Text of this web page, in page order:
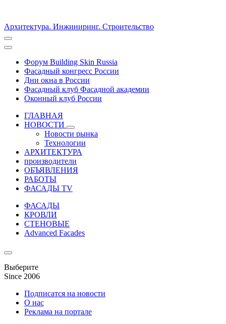
Архитектура. Инжиниринг. Строительство
Форум Building Skin Russia
Фасадный конгресс России
Дни окна в России
Фасадный клуб Фасадной академии
Оконный клуб России
ГЛАВНАЯ
НОВОСТИ
Новости рынка
Технологии
АРХИТЕКТУРА
производители
ОБЪЯВЛЕНИЯ
РАБОТЫ
ФАСАДЫ TV
ФАСАДЫ
КРОВЛИ
СТЕНОВЫЕ
Advanced Facades
Выберите
Since 2006
Подписатся на новости
О нас
Реклама на портале